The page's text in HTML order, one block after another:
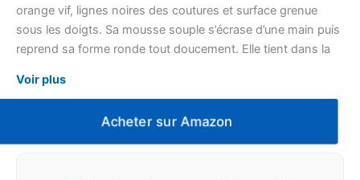
orange vif, lignes noires des coutures et surface grenue
sous les doigts. Sa mousse souple s’écrase d’une main puis
reprend sa forme ronde tout doucement. Elle tient dans la
Voir plus
Acheter sur Amazon